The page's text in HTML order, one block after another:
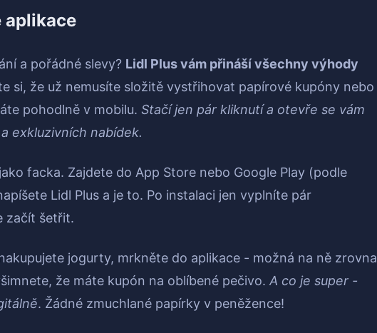
aplikace
a pořádné slevy? Lidl Plus vám přináší všechny výhody
si, že už nemusíte složitě vystřihovat papírové kupóny nebo
pohodlně v mobilu. Stačí jen pár kliknutí a otevře se vám
exkluzivních nabídek.
facka. Zajdete do App Store nebo Google Play (podle
Lidl Plus a je to. Po instalaci jen vyplníte pár
začít šetřit.
jogurty, mrkněte do aplikace - možná na ně zrovna
že máte kupón na oblíbené pečivo. A co je super -
. Žádné zmuchlané papírky v peněžence!